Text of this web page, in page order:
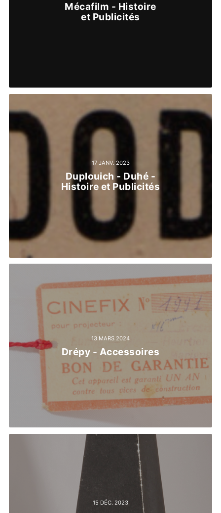
Mécafilm - Histoire
et Publicités
17 JANV. 2023
Duplouich - Duhé -
Histoire et Publicités
13 MARS 2024
Drépy - Accessoires
15 DÉC. 2023